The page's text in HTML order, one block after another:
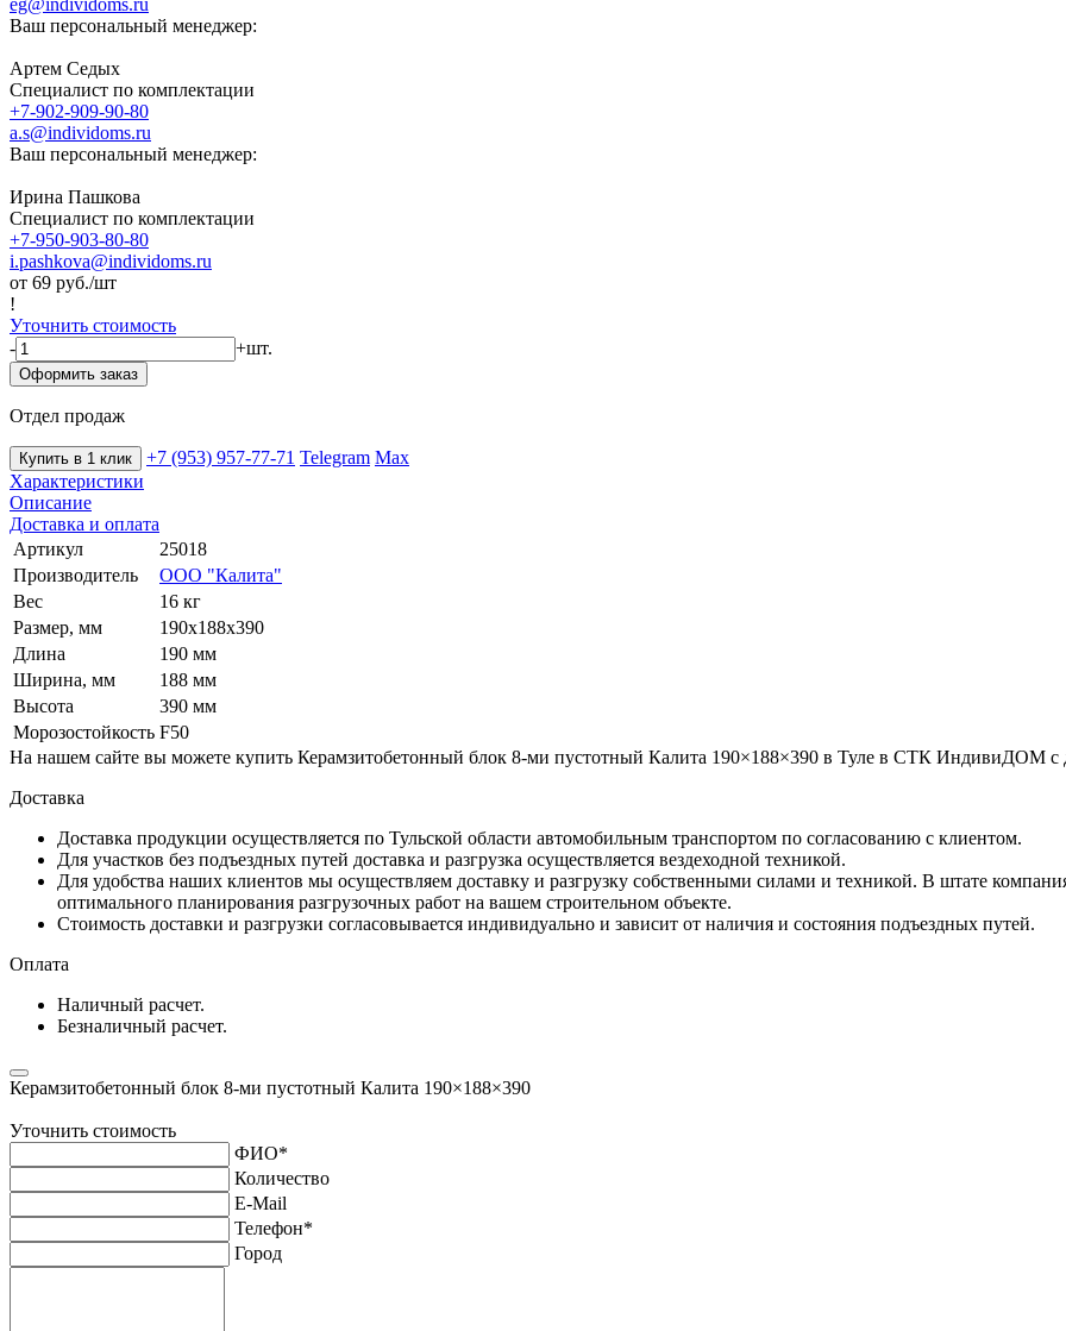
Ваш персональный менеджер:
Артем Седых
Специалист по комплектации
+7-902-909-90-80
a.s@individoms.ru
Ваш персональный менеджер:
Ирина Пашкова
Специалист по комплектации
+7-950-903-80-80
i.pashkova@individoms.ru
от 69 руб./шт
!
Уточнить стоимость
-
+шт.
Оформить заказ
Отдел продаж
Купить в 1 клик +7 (953) 957-77-71 Telegram Max
Характеристики
Описание
Доставка и оплата
Артикул
25018
Производитель
ООО "Калита"
Вес
16 кг
Размер, мм
190х188х390
Длина
190 мм
Ширина, мм
188 мм
Высота
390 мм
Морозостойкость F50
На нашем сайте вы можете купить Керамзитобетонный блок 8-ми пустотный Калита 190×188×390 в Туле в СТК ИндивиДОМ с
Доставка
Доставка продукции осуществляется по Тульской области автомобильным транспортом по согласованию с клиентом.
Для участков без подъездных путей доставка и разгрузка осуществляется вездеходной техникой.
Для удобства наших клиентов мы осуществляем доставку и разгрузку собственными силами и техникой. В штате
оптимального планирования разгрузочных работ на вашем строительном объекте.
Стоимость доставки и разгрузки согласовывается индивидуально и зависит от наличия и состояния подъездных путей.
Оплата
Наличный расчет.
Безналичный расчет.
Керамзитобетонный блок 8-ми пустотный Калита 190×188×390
Уточнить стоимость
ФИО*
Количество
E-Mail
Телефон*
Город